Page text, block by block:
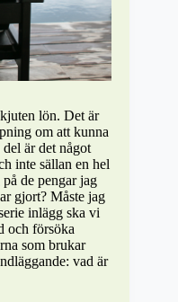
lön. Det är
om att kunna
är det något
inte sällan en hel
de pengar jag
gjort? Måste jag
inlägg ska vi
och försöka
som brukar
vad är